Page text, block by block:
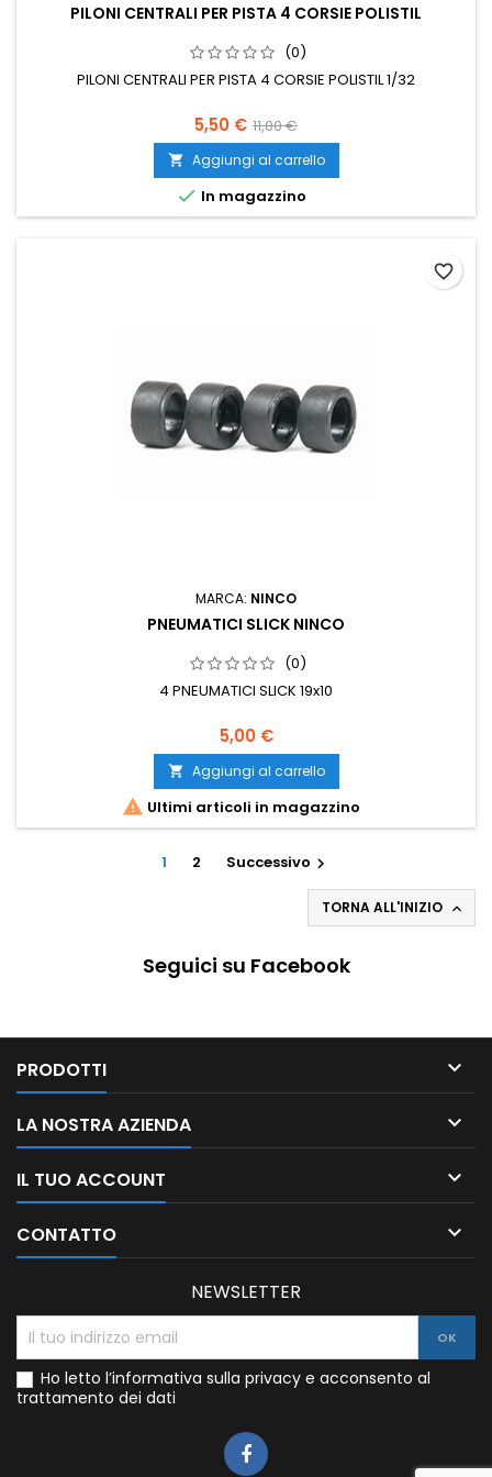
PILONI CENTRALI PER PISTA 4 CORSIE POLISTIL
(0)
PILONI CENTRALI PER PISTA 4 CORSIE POLISTIL 1/32
5,50 € 11,00 €
 Aggiungi al carrello
 In magazzino
MARCA: NINCO
PNEUMATICI SLICK NINCO
(0)
4 PNEUMATICI SLICK 19x10
5,00 €
 Aggiungi al carrello
 Ultimi articoli in magazzino
favorite_border
1 2 Successivo 
TORNA ALL'INIZIO 
Seguici su Facebook
PRODOTTI 
LA NOSTRA AZIENDA 
IL TUO ACCOUNT 
CONTATTO 
NEWSLETTER
Ho letto l’informativa sulla privacy e acconsento al
trattamento dei dati